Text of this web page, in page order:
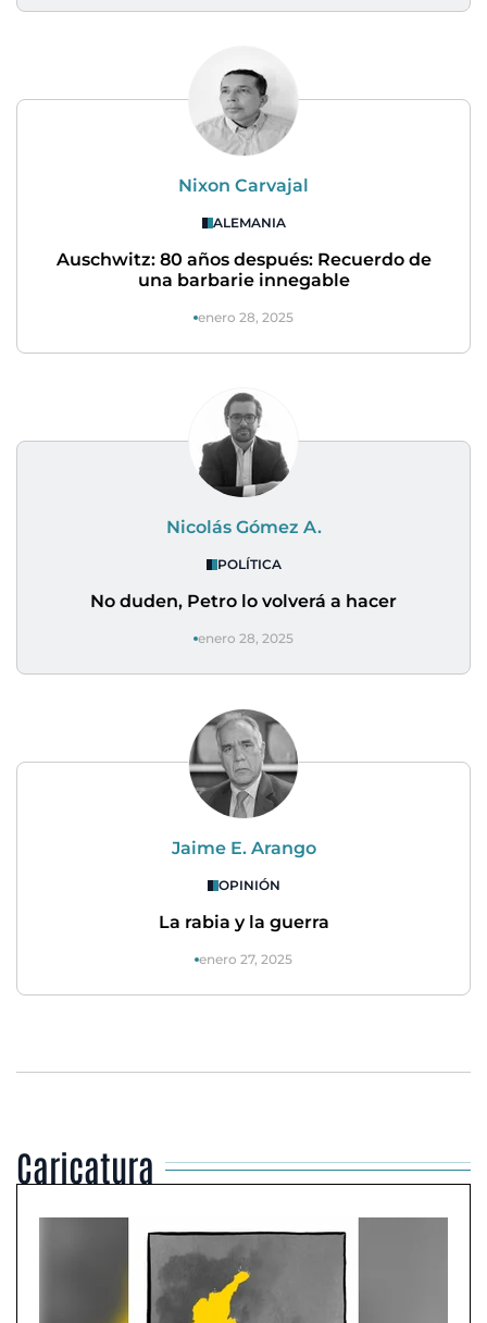
Nixon Carvajal
ALEMANIA
Auschwitz: 80 años después: Recuerdo de
una barbarie innegable
enero 28, 2025
Nicolás Gómez A.
POLÍTICA
No duden, Petro lo volverá a hacer
enero 28, 2025
Jaime E. Arango
OPINIÓN
La rabia y la guerra
enero 27, 2025
Caricatura